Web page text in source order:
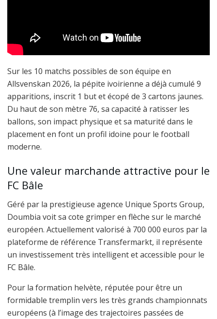
Sur les 10 matchs possibles de son équipe en
Allsvenskan 2026, la pépite ivoirienne a déjà cumulé 9
apparitions, inscrit 1 but et écopé de 3 cartons jaunes.
Du haut de son mètre 76, sa capacité à ratisser les
ballons, son impact physique et sa maturité dans le
placement en font un profil idoine pour le football
moderne.
Une valeur marchande attractive pour le
FC Bâle
Géré par la prestigieuse agence Unique Sports Group,
Doumbia voit sa cote grimper en flèche sur le marché
européen. Actuellement valorisé à 700 000 euros par la
plateforme de référence Transfermarkt, il représente
un investissement très intelligent et accessible pour le
FC Bâle.
Pour la formation helvète, réputée pour être un
formidable tremplin vers les très grands championnats
européens (à l’image des trajectoires passées de